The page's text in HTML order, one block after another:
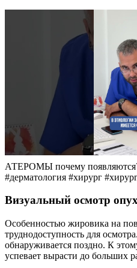
АТЕРОМЫ почему появляются?
#дерматология #хирург
Визуальный осмотр
Особенностью жировика на
труднодоступность для
обнаруживается поздно. К
успевает вырасти до больших